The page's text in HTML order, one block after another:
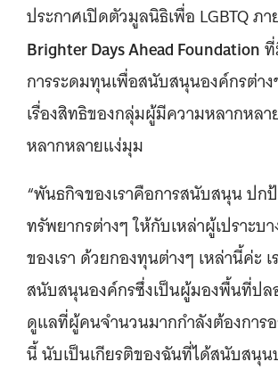
ประกาศเปิดตัวมูลนิธิเพื่อ LGBTQ ภ
Brighter Days Ahead Foundation
การระดมทุนเพื่อสนับสนุนองค์กรต่า
เรื่องสิทธิของกลุ่มผู้มีความหลากหลา
หลากหลายแง่มุม
“พันธกิจของเราคือการสนับสนุน ปก
ทรัพยากรต่างๆ ให้กับเหล่าผู้เปราะบ
ของเรา ด้วยกองทุนต่างๆ เหล่านี้ค่ะ เ
สนับสนุนองค์กรซึ่งเป็นผู้มองพื้นที่ปล
ดูแลที่ผู้คนจำนวนมากกำลังต้องการอ
นี้ นับเป็นเกียรติของฉันที่ได้สนับสนุน